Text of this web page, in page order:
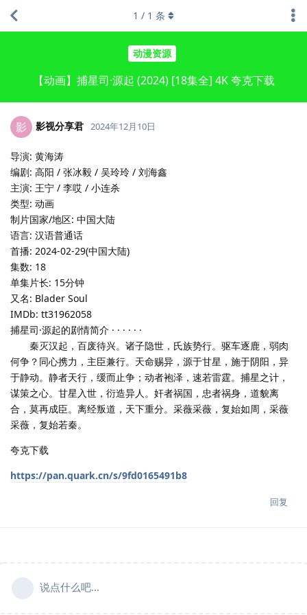
动漫资源
【动画】捕星司·源起 (2024) [18集全] 4K 夸克下载
1 / 1 条
影 影视分享君 2024年12月10日
导演: 黄海涛
编剧: 高阳 / 张冰毅 / 吴玲玲 / 刘海鑫
主演: 王宁 / 李哎 / 小连杀
类型: 动画
制片国家/地区: 中国大陆
语言: 汉语普通话
首播: 2024-02-29(中国大陆)
集数: 18
单集片长: 15分钟
又名: Blader Soul
IMDb: tt31962058
捕星司·源起的剧情简介 · · · · · ·
秦灭汉起，百废待兴。诸子隐世，氏族势行。驱车逐鹿，弱肉
何争？同心携力，主臣兼行。天命赐异，源于甘星，施于阴阳，异
于静动。静者天行，缓而止争；动者袍泽，速若雷霆。捕星之计，
谋策之心。甘星入世，衍造异人。奸者祸国，忠者祸身，道貌离
合，莫再成臣。离经叛道，天下重分。采薇采薇，复始如周，采薇
采薇，复始若秦。
夸克下载
https://pan.quark.cn/s/9fd0165491b8
回复
说点什么吧...